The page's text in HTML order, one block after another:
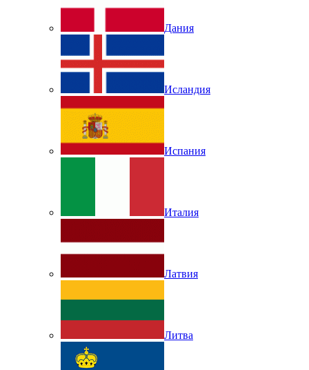
Дания
Исландия
Испания
Италия
Латвия
Литва